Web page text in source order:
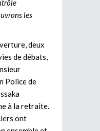
les
deux
de débats,
Police de
à la retraite.
ont